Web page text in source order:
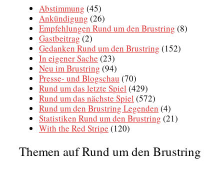
BrustringAbstimmung (45)
Ankündigung (26)
Empfehlungen Rund um den Brustring (8)
Gastbeitrag (2)
Gedanken Rund um den Brustring (152)
In eigener Sache (23)
Neu im Brustring (94)
Presse- und Blogschau (70)
Rund um das letzte Spiel (429)
Rund um das nächste Spiel (572)
Rund um den Brustring Legenden (4)
Statistiken Rund um den Brustring (21)
With the Red Stripe (120)
Themen auf Rund um den Brustring